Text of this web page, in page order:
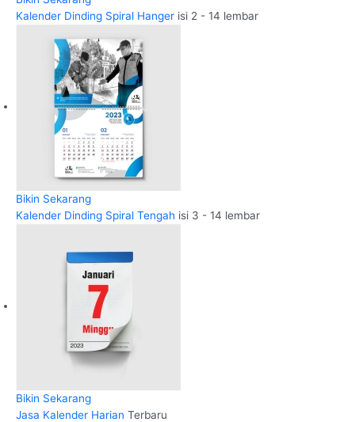
Kalender Dinding Spiral Hanger isi 2 - 14 lembar
Bikin Sekarang
Kalender Dinding Spiral Tengah isi 3 - 14 lembar
Bikin Sekarang
Jasa Kalender Harian Terbaru